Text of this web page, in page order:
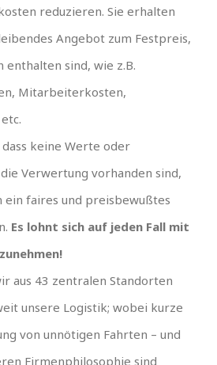
reduzieren. Sie erhalten
Angebot zum Festpreis,
enthalten sind, wie z.B.
Mitarbeiterkosten,
keine Werte oder
Verwertung vorhanden sind,
ein faires und preisbewußtes
Es lohnt sich auf jeden Fall mit
aus 43 zentralen Standorten
unsere Logistik; wobei kurze
von unnötigen Fahrten – und
Firmenphilosophie sind